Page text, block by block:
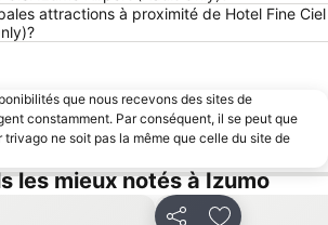
attractions à proximité de Hotel Fine Ciel
que nous recevons des sites de
constamment. Par conséquent, il se peut que
trivago ne soit pas la même que celle du site de
les mieux notés à Izumo